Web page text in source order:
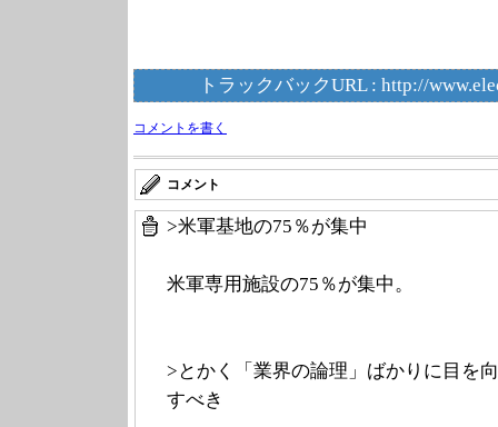
トラックバックURL : http://
コメントを書く
コメント
>米軍基地の75％が集中
米軍専用施設の75％が集中。
>とかく「業界の論理」ばかりに目を
すべき